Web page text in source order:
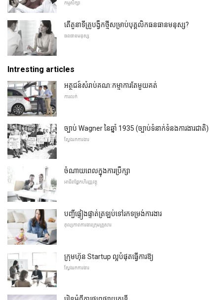
កម្មសិក្សា
តើតួនាទីគ្រូបង្វឹកថ្មីសម្រាប់បុគ្គលិកធនធានមនុស្ស?
ធនធានមនុស្ស
Intresting articles
អត្ថជន៍សំរាប់គណៈកម្មាការតែមួយគត់
ការលក់
ច្បាប់ Wagner នៃឆ្នាំ 1935 (ច្បាប់ទំនាក់ទំនងការងារជាតិ)
ស្វែងរកការងារ
ចំណាយពេលក្នុងការប្រឹក្សា
អាជីពផ្នែកហិរញ្ញវត្ថុ
បញ្ជីផ្ទៀងផ្ទាត់ត្រឡប់ទៅរកទម្រង់ការងារ
តុល្យភាពការងារក្រុមគ្រួសារ
ក្រុមហ៊ុន Startup ល្អបំផុតធ្វើការឱ្យ
ស្វែងរកការងារ